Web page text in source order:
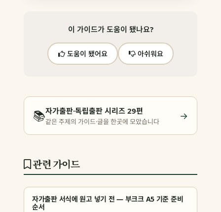
이 가이드가 도움이 됐나요?
도움이 됐어요 아쉬워요
📚자가출판·독립출판 시리즈 29편
같은 주제의 가이드·글을 한곳에 모았습니다 →
관련 가이드
자가출판 서식에 원고 넣기 전 — 부크크 A5 기준 준비
순서